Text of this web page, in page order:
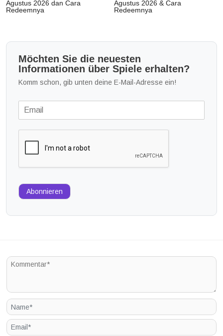
Agustus 2026 dan Cara
Redeemnya
Agustus 2026 & Cara
Redeemnya
Möchten Sie die neuesten
Informationen über Spiele erhalten?
Komm schon, gib unten deine E-Mail-Adresse ein!
Abonnieren